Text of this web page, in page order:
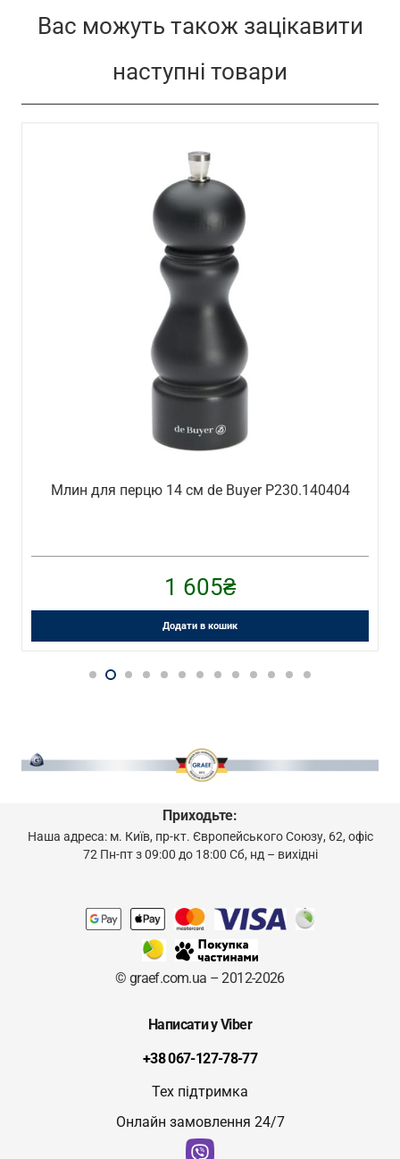
Вас можуть також зацікавити
наступні товари
Млин для перцю 14 см de Buyer P230.140404
1 605₴
Додати в кошик
Приходьте:
Наша адреса: м. Київ, пр-кт. Європейського Союзу, 62, офіс
72 Пн-пт з 09:00 до 18:00 Сб, нд – вихідні
© graef.com.ua – 2012-2026
Написати у Viber
+38 067-127-78-77
Тех підтримка
Онлайн замовлення 24/7